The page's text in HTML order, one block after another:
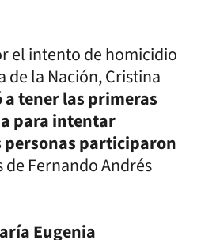
el intento de homicidio
de la Nación, Cristina
a tener las primeras
para intentar
participaron
de Fernando Andrés
Eugenia